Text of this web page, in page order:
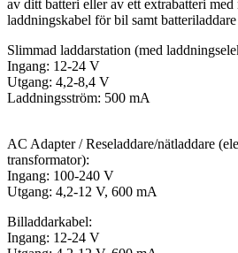
av ditt batteri eller av ett extrabatteri med
laddningskabel för bil samt batteriladdare
Slimmad laddarstation (med
Ingang: 12-24 V
Utgang: 4,2-8,4 V
Laddningsström: 500 mA
AC Adapter / Reseladdare/nätladdare
transformator):
Ingang: 100-240 V
Utgang: 4,2-12 V, 600 mA
Billaddarkabel:
Ingang: 12-24 V